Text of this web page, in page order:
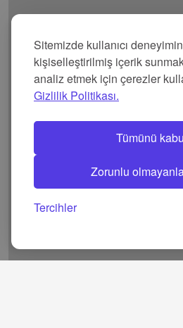
Sitemizde kullanıcı
kişiselleştirilmiş içerik
analiz etmek için çerezler
Gizlilik Politikası.
Tümünü
Zorunlu
Tercihler